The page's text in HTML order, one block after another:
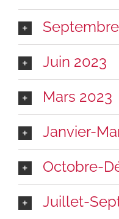
Juin 2023
Mars 2023
Janvier-
Octobre-
Juillet-